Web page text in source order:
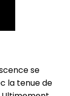
se
la tenue de